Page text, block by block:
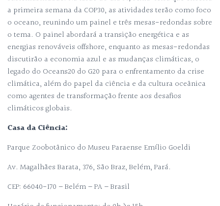
a primeira semana da COP30, as atividades terão como foco
o oceano, reunindo um painel e três mesas-redondas sobre
o tema. O painel abordará a transição energética e as
energias renováveis offshore, enquanto as mesas-redondas
discutirão a economia azul e as mudanças climáticas, o
legado do Oceans20 do G20 para o enfrentamento da crise
climática, além do papel da ciência e da cultura oceânica
como agentes de transformação frente aos desafios
climáticos globais.
Casa da Ciência:
Parque Zoobotânico do Museu Paraense Emílio Goeldi
Av. Magalhães Barata, 376, São Braz, Belém, Pará.
CEP: 66040-170 – Belém – PA – Brasil